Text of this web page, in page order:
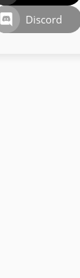
Discord